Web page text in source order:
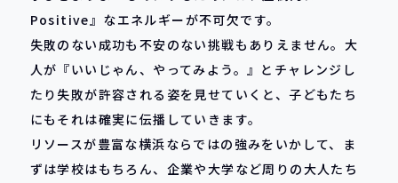
Positive』なエネルギーが不可欠です。
失敗のない成功も不安のない挑戦もありえません。大
人が『いいじゃん、やってみよう。』とチャレンジし
たり失敗が許容される姿を見せていくと、子どもたち
にもそれは確実に伝播していきます。
リソースが豊富な横浜ならではの強みをいかして、ま
ずは学校はもちろん、企業や大学など周りの大人たち